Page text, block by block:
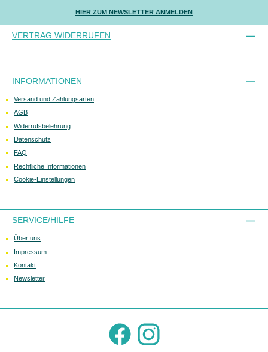
HIER ZUM NEWSLETTER ANMELDEN
VERTRAG WIDERRUFEN
INFORMATIONEN
Versand und Zahlungsarten
AGB
Widerrufsbelehrung
Datenschutz
FAQ
Rechtliche Informationen
Cookie-Einstellungen
SERVICE/HILFE
Über uns
Impressum
Kontakt
Newsletter
Facebook Instagram